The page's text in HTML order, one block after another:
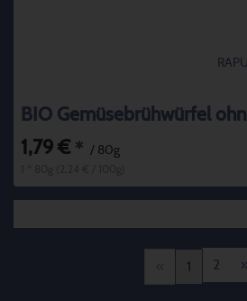
BIO Gemüsebrühwürfel
1,79 € * / 80g
1 2